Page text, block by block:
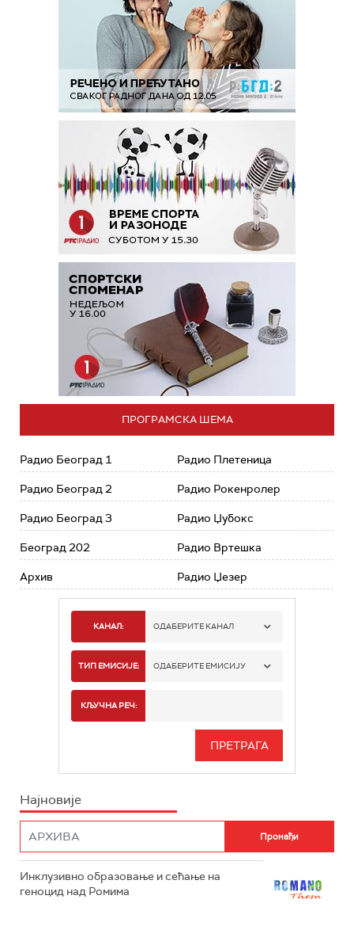
ПРОГРАМСКА ШЕМА
Радио Београд 1
Радио Београд 2
Радио Београд 3
Београд 202
Архив
Радио Плетеница
Радио Рокенролер
Радио Џубокс
Радио Вртешка
Радио Џезер
КАНАЛ: ОДАБЕРИТЕ КАНАЛ
РАДИО БЕОГРАД 1
РАДИО БЕОГРАД 3
РАДИО РОКЕНРОЛЕР
ТИП ЕМИСИЈЕ: ОДАБЕРИТЕ ЕМИСИЈУ
ИНФО
КЉУЧНА РЕЧ:
Најновије
Инклузивно образовање и сећање на
геноцид над Ромима